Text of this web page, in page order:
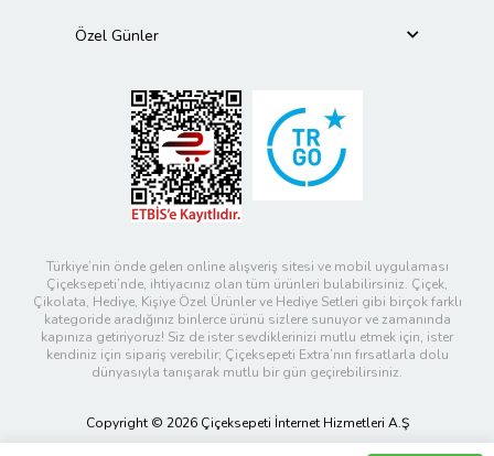
Özel Günler
Türkiye’nin önde gelen online alışveriş sitesi ve mobil uygulaması
Çiçeksepeti’nde, ihtiyacınız olan tüm ürünleri bulabilirsiniz. Çiçek,
Çikolata, Hediye, Kişiye Özel Ürünler ve Hediye Setleri gibi birçok farklı
kategoride aradığınız binlerce ürünü sizlere sunuyor ve zamanında
kapınıza getiriyoruz! Siz de ister sevdiklerinizi mutlu etmek için, ister
kendiniz için sipariş verebilir; Çiçeksepeti Extra’nın fırsatlarla dolu
dünyasıyla tanışarak mutlu bir gün geçirebilirsiniz.
Copyright © 2026 Çiçeksepeti İnternet Hizmetleri A.Ş